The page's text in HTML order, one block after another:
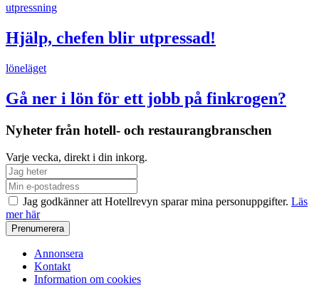
utpressning
Hjälp, chefen blir utpressad!
löneläget
Gå ner i lön för ett jobb på finkrogen?
Nyheter från hotell- och restaurangbranschen
Varje vecka, direkt i din inkorg.
Jag godkänner att Hotellrevyn sparar mina personuppgifter. Läs
mer här
Annonsera
Kontakt
Information om cookies